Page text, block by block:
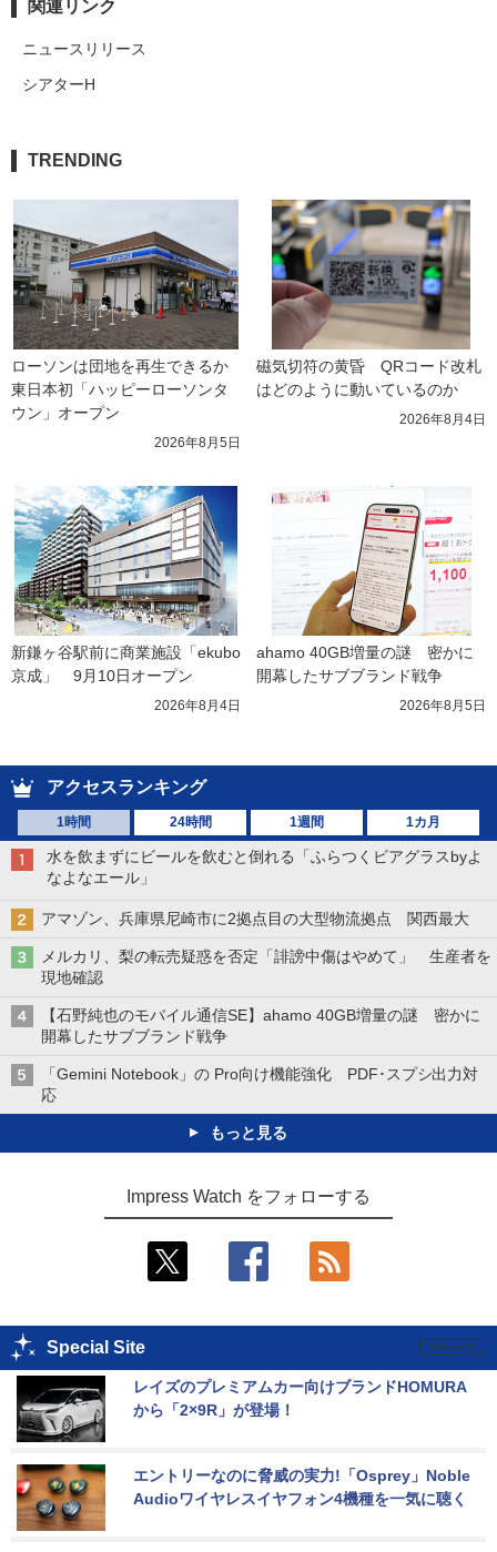
関連リンク
ニュースリリース
シアターH
TRENDING
ローソンは団地を再生できるか
東日本初「ハッピーローソンタ
ウン」オープン
2026年8月5日
磁気切符の黄昏　QRコード改札
はどのように動いているのか
2026年8月4日
新鎌ヶ谷駅前に商業施設「ekubo
京成」　9月10日オープン
2026年8月4日
ahamo 40GB増量の謎　密かに
開幕したサブブランド戦争
2026年8月5日
アクセスランキング
1時間 24時間 1週間 1カ月
水を飲まずにビールを飲むと倒れる「ふらつくビアグラスbyよ
なよなエール」
アマゾン、兵庫県尼崎市に2拠点目の大型物流拠点 関西最大
メルカリ、梨の転売疑惑を否定「誹謗中傷はやめて」 生産者を
現地確認
【石野純也のモバイル通信SE】ahamo 40GB増量の謎 密かに
開幕したサブブランド戦争
「Gemini Notebook」の Pro向け機能強化 PDF･スプシ出力対
応
もっと見る
Impress Watch をフォローする
Special Site
レイズのプレミアムカー向けブランドHOMURA
から「2×9R」が登場！
エントリーなのに脅威の実力!「Osprey」Noble
Audioワイヤレスイヤフォン4機種を一気に聴く